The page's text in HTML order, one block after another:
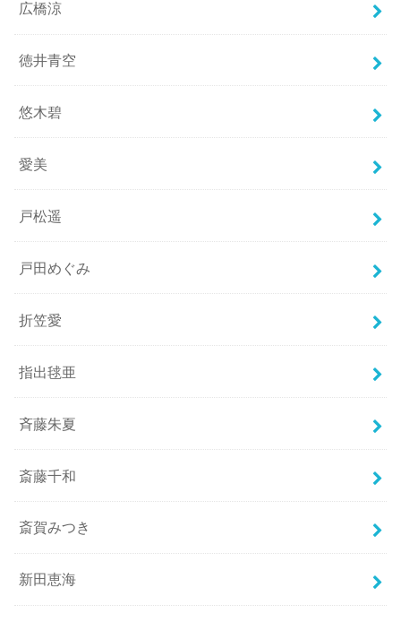
広橋涼
徳井青空
悠木碧
愛美
戸松遥
戸田めぐみ
折笠愛
指出毬亜
斉藤朱夏
斎藤千和
斎賀みつき
新田恵海